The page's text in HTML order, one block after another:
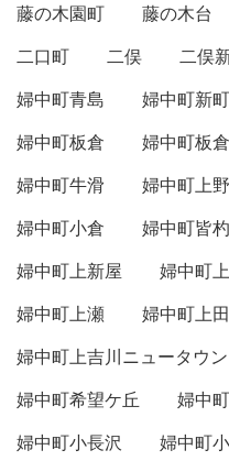
藤の木園町
藤の木台
二口町
二俣 二俣
婦中町青島
婦中町新町
婦中町板倉
婦中町板
婦中町牛滑
婦中町上野
婦中町小倉
婦中町皆杓
婦中町上新屋
婦中町
婦中町上瀬
婦中町上
婦中町上吉川ニュータウン
婦中町希望ケ丘
婦中
婦中町小長沢
婦中町